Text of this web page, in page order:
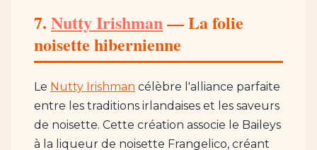
7. Nutty Irishman— La folie
noisette hibernienne
Le Nutty Irishman célèbre l'alliance parfaite
entre les traditions irlandaises et les saveurs
de noisette. Cette création associe le Baileys
à la liqueur de noisette Frangelico, créant